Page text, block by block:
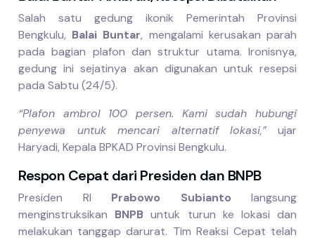
Salah satu gedung ikonik Pemerintah Provinsi
Bengkulu, Balai Buntar, mengalami kerusakan parah
pada bagian plafon dan struktur utama. Ironisnya,
gedung ini sejatinya akan digunakan untuk resepsi
pada Sabtu (24/5).
“Plafon ambrol 100 persen. Kami sudah hubungi
penyewa untuk mencari alternatif lokasi,”ujar
Haryadi, Kepala BPKAD Provinsi Bengkulu.
Respon Cepat dari Presiden dan BNPB
Presiden RI Prabowo Subianto langsung
menginstruksikan BNPB untuk turun ke lokasi dan
melakukan tanggap darurat. Tim Reaksi Cepat telah